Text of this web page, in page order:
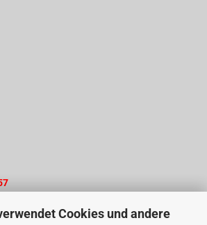
Cookies und andere